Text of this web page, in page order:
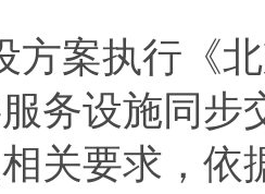
方案执行《
务设施同步
关要求，依